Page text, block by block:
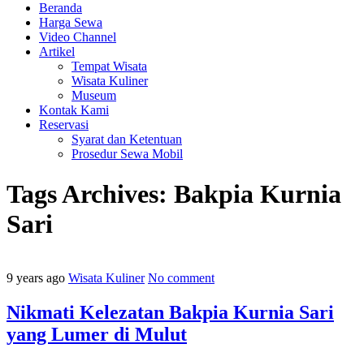
Beranda
Harga Sewa
Video Channel
Artikel
Tempat Wisata
Wisata Kuliner
Museum
Kontak Kami
Reservasi
Syarat dan Ketentuan
Prosedur Sewa Mobil
Tags Archives: Bakpia Kurnia
Sari
9 years ago Wisata Kuliner No comment
Nikmati Kelezatan Bakpia Kurnia Sari
yang Lumer di Mulut